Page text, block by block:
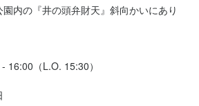
った細長いグラスを持ち、仲間のグラス
に選ばない僕にとって、この一杯もこの
ました。
園内の『井の頭弁財天』斜向かいにあり
16:00（L.O. 15:30）
立
のピッツァ」という強みを最大限活か
存在感を確立する。
の確立
ョン・教育システムを構築し、
と、日本人に寄り添った工夫を融合
と、日本人に寄り添った工夫を融合
ータを提供する。
存在感を確立する。
ョン・教育システムを構築し、
験をブレさせない。
作り